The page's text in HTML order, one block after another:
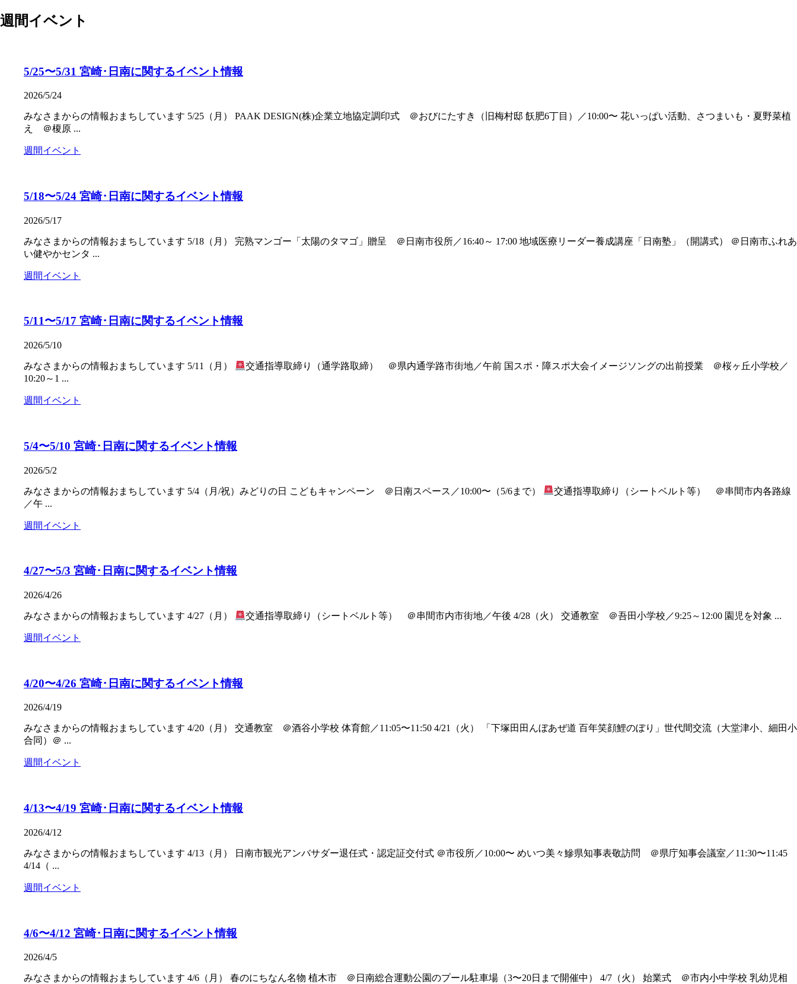
週間イベント
5/25〜5/31 宮崎･日南に関するイベント情報
2026/5/24
みなさまからの情報おまちしています 5/25（月） PAAK DESIGN(株)企業立地協定調印式 ＠おびにたすき（旧梅村邸 飫肥6丁目）／10:00〜 花いっぱい活動、さつまいも・夏野菜植
え ＠榎原 ...
週間イベント
5/18〜5/24 宮崎･日南に関するイベント情報
2026/5/17
みなさまからの情報おまちしています 5/18（月） 完熟マンゴー「太陽のタマゴ」贈呈 ＠日南市役所／16:40～ 17:00 地域医療リーダー養成講座「日南塾」（開講式） ＠日南市ふれあ
い健やかセンタ ...
週間イベント
5/11〜5/17 宮崎･日南に関するイベント情報
2026/5/10
みなさまからの情報おまちしています 5/11（月）
交通指導取締り（通学路取締） ＠県内通学路市街地／午前 国スポ・障スポ大会イメージソングの出前授業 ＠桜ヶ丘小学校／
10:20～1 ...
週間イベント
5/4〜5/10 宮崎･日南に関するイベント情報
2026/5/2
みなさまからの情報おまちしています 5/4（月/祝）みどりの日 こどもキャンペーン ＠日南スペース／10:00〜（5/6まで）
交通指導取締り（シートベルト等） ＠串間市内各路線
／午 ...
週間イベント
4/27〜5/3 宮崎･日南に関するイベント情報
2026/4/26
みなさまからの情報おまちしています 4/27（月） 交通指導取締り（シートベルト等） ＠串間市内市街地／午後 4/28（火） 交通教室 ＠吾田小学校／9:25～12:00 園児を対象 ...
週間イベント
4/20〜4/26 宮崎･日南に関するイベント情報
2026/4/19
みなさまからの情報おまちしています 4/20（月） 交通教室 ＠酒谷小学校 体育館／11:05〜11:50 4/21（火） 「下塚田田んぼあぜ道 百年笑顔鯉のぼり」世代間交流（大堂津小、細田小
合同）＠ ...
週間イベント
4/13〜4/19 宮崎･日南に関するイベント情報
2026/4/12
みなさまからの情報おまちしています 4/13（月） 日南市観光アンバサダー退任式・認定証交付式 ＠市役所／10:00〜 めいつ美々鰺県知事表敬訪問 ＠県庁知事会議室／11:30〜11:45
4/14（ ...
週間イベント
4/6〜4/12 宮崎･日南に関するイベント情報
2026/4/5
みなさまからの情報おまちしています 4/6（月） 春のにちなん名物 植木市 ＠日南総合運動公園のプール駐車場（3〜20日まで開催中） 4/7（火） 始業式 ＠市内小中学校 乳幼児相